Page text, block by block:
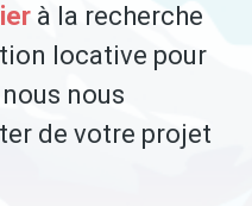
à la recherche
locative pour
nous
de votre projet